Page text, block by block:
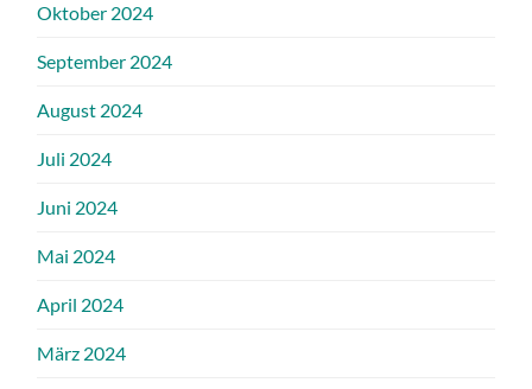
Oktober 2024
September 2024
August 2024
Juli 2024
Juni 2024
Mai 2024
April 2024
März 2024